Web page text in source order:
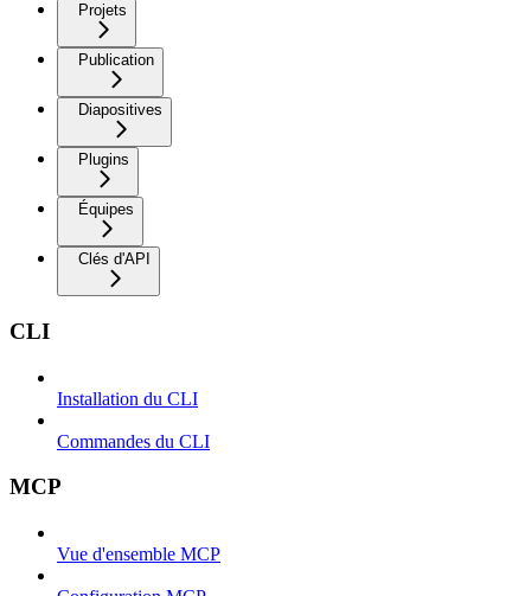
Projets
Publication
Diapositives
Plugins
Équipes
Clés d'API
CLI
Installation du CLI
Commandes du CLI
MCP
Vue d'ensemble MCP